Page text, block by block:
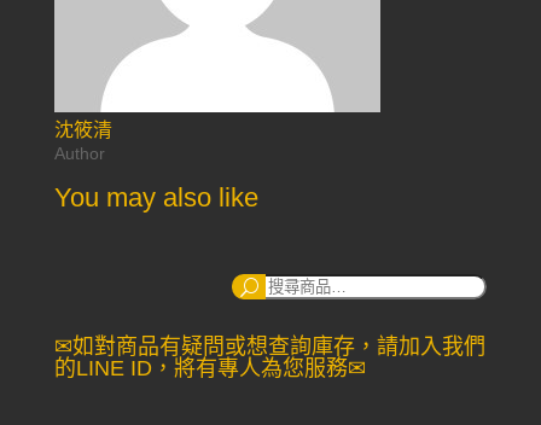
沈筱清
Author
You may also like
搜
✉如對商品有疑問或想查詢庫存，請加入我們
的LINE ID，將有專人為您服務✉